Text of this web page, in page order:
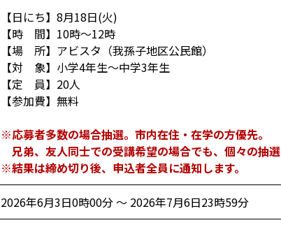
【日にち】8月18日(火)
【時 間】10時～12時
【場 所】アビスタ（我孫子地区公民館）
【対 象】小学4年生～中学3年生
【定 員】20人
【参加費】無料
※応募者多数の場合抽選。市内在住・在学の方優先。
兄弟、友人同士での受講希望の場合でも、個々の抽選
※結果は締め切り後、申込者全員に通知します。
2026年6月3日0時00分 ～ 2026年7月6日23時59分